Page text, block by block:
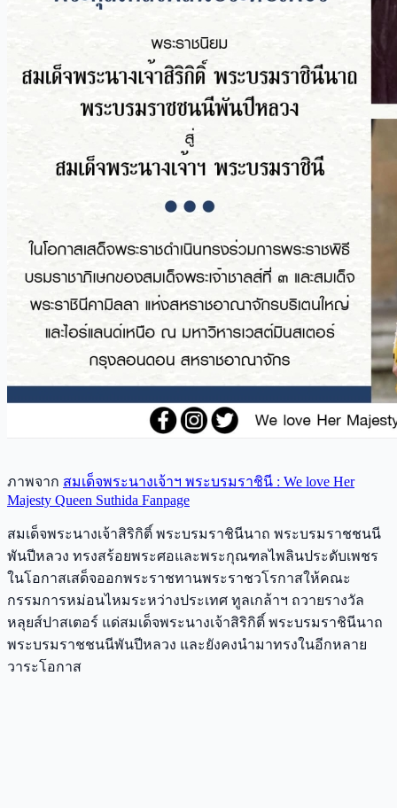
ภาพจาก สมเด็จพระนางเจ้าฯ พระบรมราชินี : We love Her
Majesty Queen Suthida Fanpage
สมเด็จพระนางเจ้าสิริกิติ์ พระบรมราชินีนาถ พระบรมราชชนนี
พันปีหลวง ทรงสร้อยพระศอและพระกุณฑลไพลินประดับเพชร
ในโอกาสเสด็จออกพระราชทานพระราชวโรกาสให้คณะ
กรรมการหม่อนไหมระหว่างประเทศ ทูลเกล้าฯ ถวายรางวัล
หลุยส์ปาสเตอร์ แด่สมเด็จพระนางเจ้าสิริกิติ์ พระบรมราชินีนาถ
พระบรมราชชนนีพันปีหลวง และยังคงนำมาทรงในอีกหลาย
วาระโอกาส